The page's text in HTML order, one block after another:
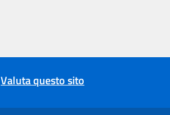
Valuta questo sito